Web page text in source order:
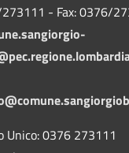
- Fax: 0376/
Unico: 0376 273111